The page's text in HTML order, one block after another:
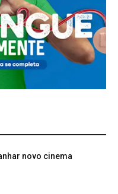
novo cinema